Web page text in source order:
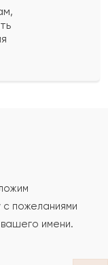
с пожеланиями
имени.